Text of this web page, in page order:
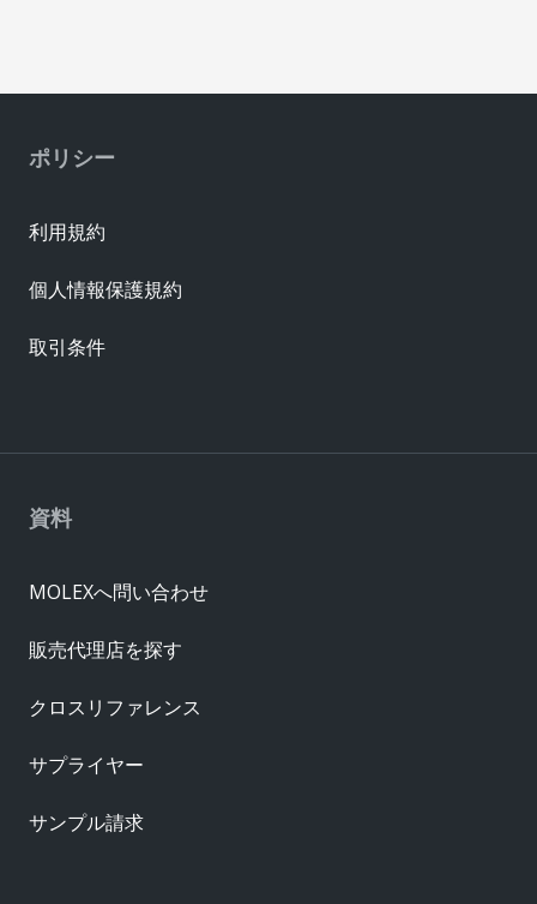
資料
MOLEXへ問い合わせ
販売代理店を探す
クロスリファレンス
サプライヤー
サンプル請求
ポリシー
利用規約
個人情報保護規約
取引条件